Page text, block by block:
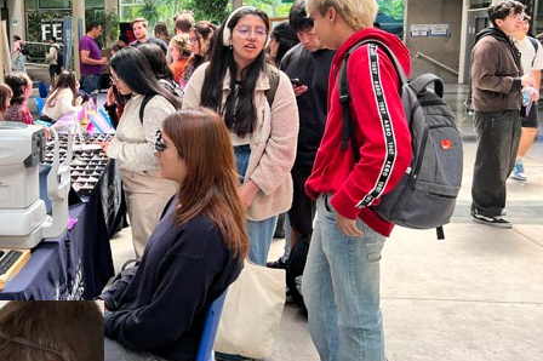
“Incorporamos lo sustentable y lo saludable en todas nuestras iniciativas,
funcionarios con los talleres de calidad de vida y a más de 1.200 atenciones
actividades curriculares, deportivas, recreativas y de formación integral.”
Javier Chacón Rojas